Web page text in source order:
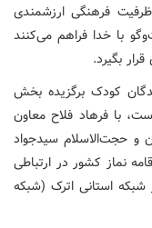
فرهنگی ارزشمندی
با خدا فراهم می‌کنند
بگیرد.
کودک برگزیده بخش
با فرهاد فلاح معاون
و حجت‌الاسلام سیدجواد
نماز کشور در ارتباطی
شبکه استانی اترک (شبکه